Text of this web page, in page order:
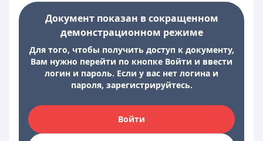
Документ показан в сокращенном
демонстрационном режиме
Для того, чтобы получить доступ к документу,
Вам нужно перейти по кнопке Войти и ввести
логин и пароль. Если у вас нет логина и
пароля, зарегистрируйтесь.
Войти